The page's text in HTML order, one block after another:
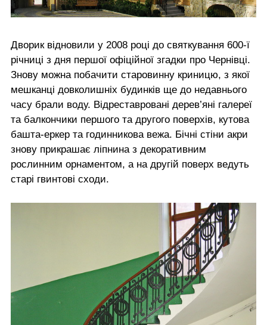
Дворик відновили у 2008 році до святкування 600-ї
річниці з дня першої офіційної згадки про Чернівці.
Знову можна побачити старовинну криницю, з якої
мешканці довколишніх будинків ще до недавнього
часу брали воду. Відреставровані дерев’яні галереї
та балкончики першого та другого поверхів, кутова
башта-еркер та годинникова вежа. Бічні стіни акри
знову прикрашає ліпнина з декоративним
рослинним орнаментом, а на другій поверх ведуть
старі гвинтові сходи.